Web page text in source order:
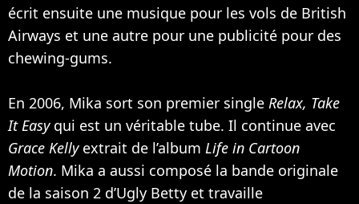
écrit ensuite une musique pour les vols de British
Airways et une autre pour une publicité pour des
chewing-gums.
En 2006, Mika sort son premier single Relax, Take
It Easyqui est un véritable tube. Il continue avec
Grace Kellyextrait de l’album Life in Cartoon
Motion. Mika a aussi composé la bande originale
de la saison 2 d’Ugly Betty et travaille